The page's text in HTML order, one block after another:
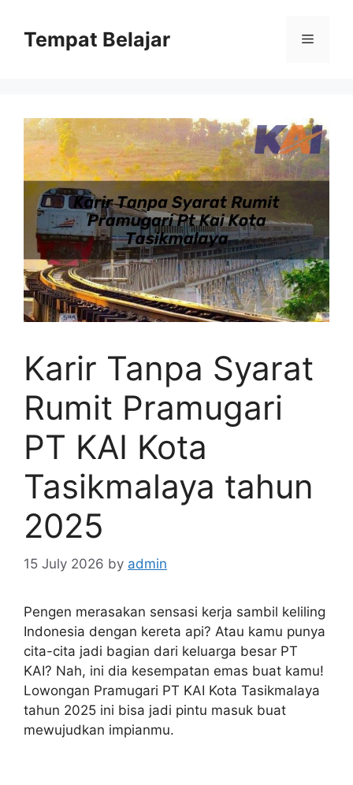
contentTempat Belajar Menu
Karir Tanpa Syarat
Rumit Pramugari
PT KAI Kota
Tasikmalaya tahun
2025
15 July 2026 by admin
Pengen merasakan sensasi kerja sambil keliling
Indonesia dengan kereta api? Atau kamu punya
cita-cita jadi bagian dari keluarga besar PT
KAI? Nah, ini dia kesempatan emas buat kamu!
Lowongan Pramugari PT KAI Kota Tasikmalaya
tahun 2025 ini bisa jadi pintu masuk buat
mewujudkan impianmu.